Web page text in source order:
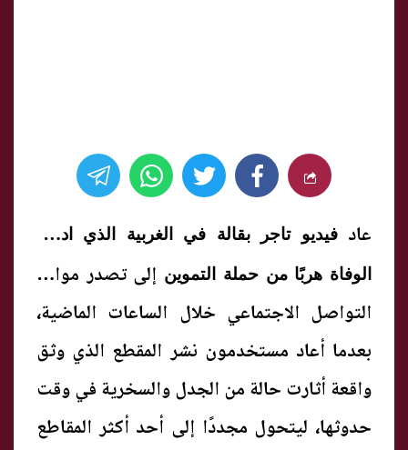
عادفيديو تاجر بقالة في الغربية الذي ادعى
الوفاة هربًا من حملة التموين إلى تصدر مواقع
التواصل الاجتماعي خلال الساعات الماضية،
بعدما أعاد مستخدمون نشر المقطع الذي وثق
واقعة أثارت حالة من الجدل والسخرية في وقت
حدوثها، ليتحول مجددًا إلى أحد أكثر المقاطع